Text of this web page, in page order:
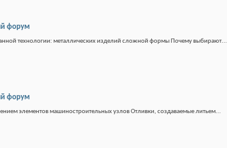
форум
технологии: металлических изделий сложной формы Почему выбирают...
форум
элементов машиностроительных узлов Отливки, создаваемые литьем...